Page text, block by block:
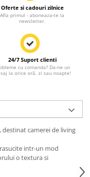
Oferte si cadouri zilnice
Afla primul - aboneaza-te la
newsletter.
24/7 Suport clienti
cu comanda? Da-ne un
la orice oră, zi sau noapte!
camerei de living
intr-un mod
o textura si